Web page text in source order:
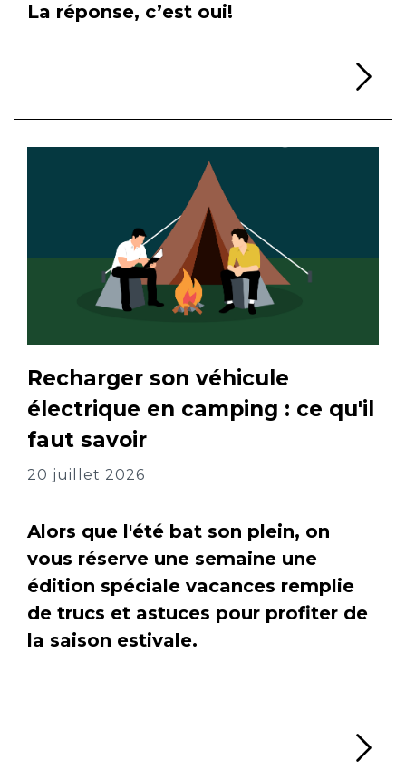
La réponse, c’est oui!
Recharger son véhicule
électrique en camping : ce qu'il
faut savoir
20 juillet 2026
Alors que l'été bat son plein, on
vous réserve une semaine une
édition spéciale vacances remplie
de trucs et astuces pour profiter de
la saison estivale.